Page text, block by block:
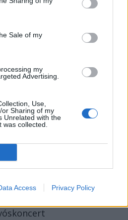
Sale of my
my
Advertising.
Use,
Sharing of my
Unrelated with the
collected.
Access Privacy Policy
és körmenet –
László nagyváradi
Székesegyházi
– „… és feltört a hit” 50
megvédték a Szent László
hatalom rombolásától –
Aladár összeállítása